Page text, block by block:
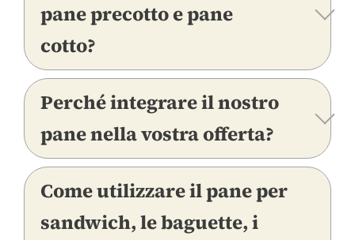
pane precotto e pane
cotto?
Perché integrare il nostro
pane nella vostra offerta?
Come utilizzare il pane per
sandwich, le baguette, i